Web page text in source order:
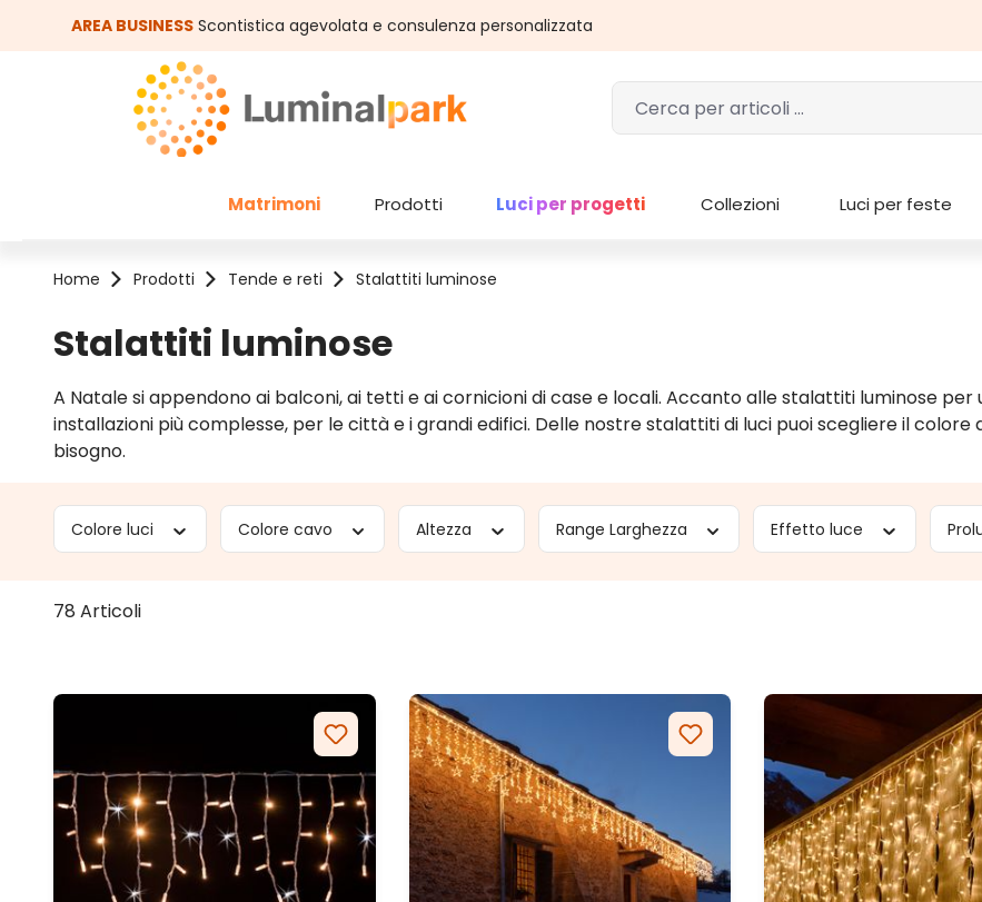
al contenuto principale
Salta alla ricerca
AREA BUSINESS Scontistica agevolata e consulenza personalizzata
Matrimoni Prodotti Luci per progetti Collezioni Luci per feste
Home Prodotti Tende e reti Stalattiti luminose
Stalattiti luminose
A Natale si appendono ai balconi, ai tetti e ai cornicioni di case e locali. Accanto alle stalattiti luminose
installazioni più complesse, per le città e i grandi edifici. Delle nostre stalattiti di luci puoi scegliere il colore
bisogno.
Colore luci Colore cavo Altezza Range Larghezza Effetto luce
78 Articoli